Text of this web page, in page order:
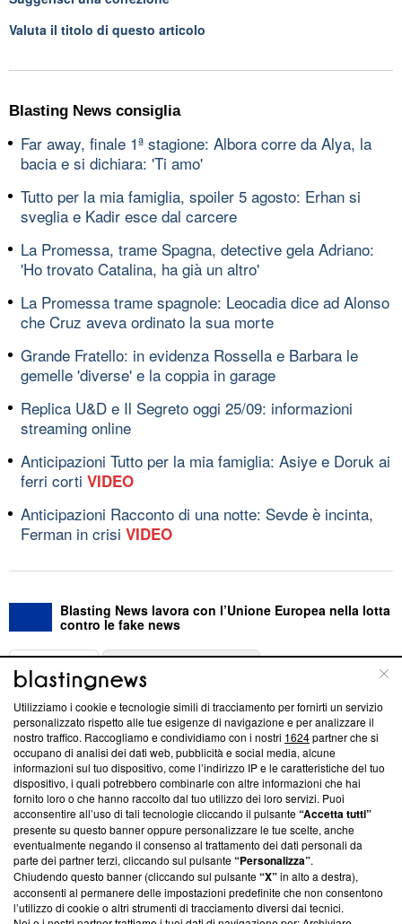
Valuta il titolo di questo articolo
Blasting News consiglia
Far away, finale 1ª stagione: Albora corre da Alya, la
bacia e si dichiara: 'Ti amo'
Tutto per la mia famiglia, spoiler 5 agosto: Erhan si
sveglia e Kadir esce dal carcere
La Promessa, trame Spagna, detective gela Adriano:
'Ho trovato Catalina, ha già un altro'
La Promessa trame spagnole: Leocadia dice ad Alonso
che Cruz aveva ordinato la sua morte
Grande Fratello: in evidenza Rossella e Barbara le
gemelle 'diverse' e la coppia in garage
Replica U&D e Il Segreto oggi 25/09: informazioni
streaming online
Anticipazioni Tutto per la mia famiglia: Asiye e Doruk ai
ferri corti VIDEO
Anticipazioni Racconto di una notte: Sevde è incinta,
Ferman in crisi VIDEO
Blasting News lavora con l’Unione Europea nella lotta
contro le fake news
ABOUT
Questa sezione offre informazioni trasparenti su Blasting
News, sui nostri processi editoriali e su come ci impegniamo a
creare news di qualità. Inoltre, afferma la nostra aderenza a
‘Trust Project - News with Integrity’Blasting News non è
ancora membro del programma, ma ha richiesto di farne
parte; Trust Project non ha ancora effettuato una verifica di
conformità agli standard.
Su di noi
Team editoriale
Utilizziamo i cookie e tecnologie simili di tracciamento per fornirti un servizio
personalizzato rispetto alle tue esigenze di navigazione e per analizzare il
nostro traffico. Raccogliamo e condividiamo con i nostri 1624partner che si
occupano di analisi dei dati web, pubblicità e social media, alcune
informazioni sul tuo dispositivo, come l’indirizzo IP e le caratteristiche del tuo
dispositivo, i quali potrebbero combinarle con altre informazioni che hai
fornito loro o che hanno raccolto dal tuo utilizzo dei loro servizi. Puoi
acconsentire all’uso di tali tecnologie cliccando il pulsante“Accetta tutti”
presente su questo banner oppure personalizzare le tue scelte, anche
eventualmente negando il consenso al trattamento dei dati personali da
parte dei partner terzi, cliccando sul pulsante“Personalizza”.
Chiudendo questo banner (cliccando sul pulsante“X”in alto a destra),
acconsenti al permanere delle impostazioni predefinite che non consentono
l’utilizzo di cookie o altri strumenti di tracciamento diversi dai tecnici.